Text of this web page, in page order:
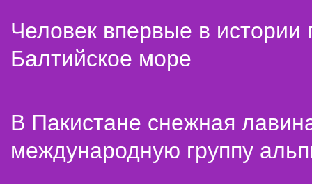
Человек впервые в истории
Балтийское море
В Пакистане снежная
международную группу